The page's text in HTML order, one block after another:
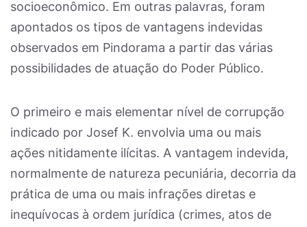
socioeconômico. Em outras palavras, foram
apontados os tipos de vantagens indevidas
observados em Pindorama a partir das várias
possibilidades de atuação do Poder Público.
O primeiro e mais elementar nível de corrupção
indicado por Josef K. envolvia uma ou mais
ações nitidamente ilícitas. A vantagem indevida,
normalmente de natureza pecuniária, decorria da
prática de uma ou mais infrações diretas e
inequívocas à ordem jurídica (crimes, atos de